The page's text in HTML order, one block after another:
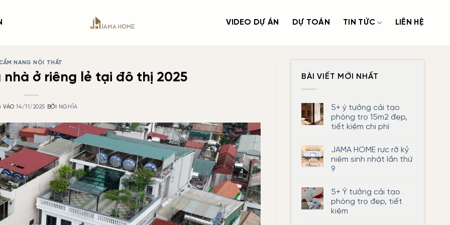
VIDEO DỰ ÁN DỰ TOÁN TIN TỨC LIÊN HỆ
NANG NỘI THẤT
ở riêng lẻ tại đô thị 2025
VÀO14/11/2025 BỞI NGHĨA
BÀI VIẾT MỚI NHẤT
5+ ý tưởng cải tạo
phòng trọ 15m2 đẹp,
tiết kiệm chi phí
bình
luận
ở
5+
cải
tạo
phòng
trọ
15m2
JAMA HOME rực rỡ kỷ
niệm sinh nhật lần thứ
9
bình
luận
ở
JAMA
5+ Ý tưởng cải tạo
phòng trọ đẹp, tiết
kiệm